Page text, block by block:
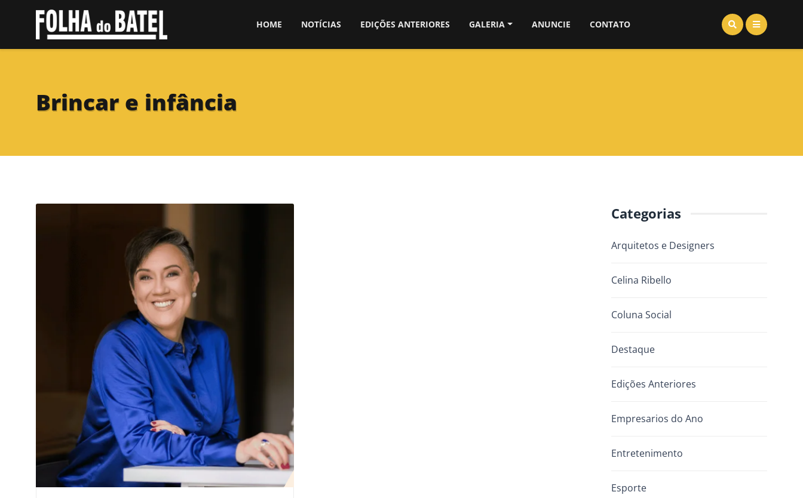
HOME NOTÍCIAS EDIÇÕES ANTERIORES GALERIA ANUNCIE CONTATO
Brincar e infância
Categorias
Arquitetos e Designers
Celina Ribello
Coluna Social
Destaque
Edições Anteriores
Empresarios do Ano
Entretenimento
Esporte